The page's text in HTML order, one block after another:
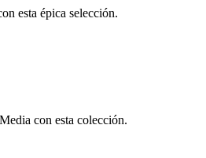
esta épica selección.
con esta colección.